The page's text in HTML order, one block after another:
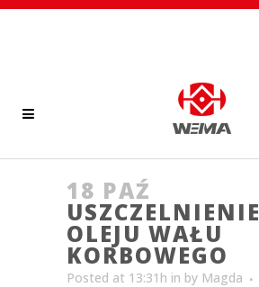
18 PAŹ
USZCZELNIENIE
OLEJU WAŁU
KORBOWEGO
Posted at 13:31h in by Magda